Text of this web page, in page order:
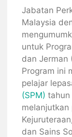
Jabatan
Malaysia
untuk
dan Jerman
Program ini
pelajar
(SPM)
dan Sains